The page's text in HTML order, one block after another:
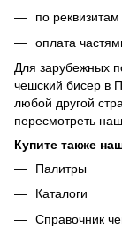
по
оплата
Для зарубежных
чешский бисер в
любой другой
пересмотреть
Купите также
Палитры
Каталоги
Справочник